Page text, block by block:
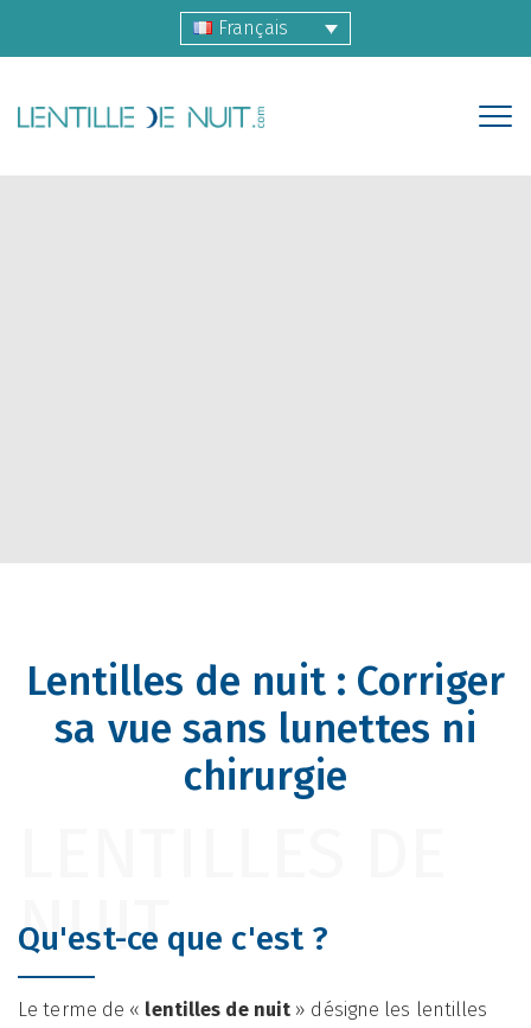
Français
Lentilles de nuit : Corriger
sa vue sans lunettes ni
chirurgie
NUIT
Qu'est-ce que c'est ?
Le terme de « lentilles de nuit » désigne les lentilles